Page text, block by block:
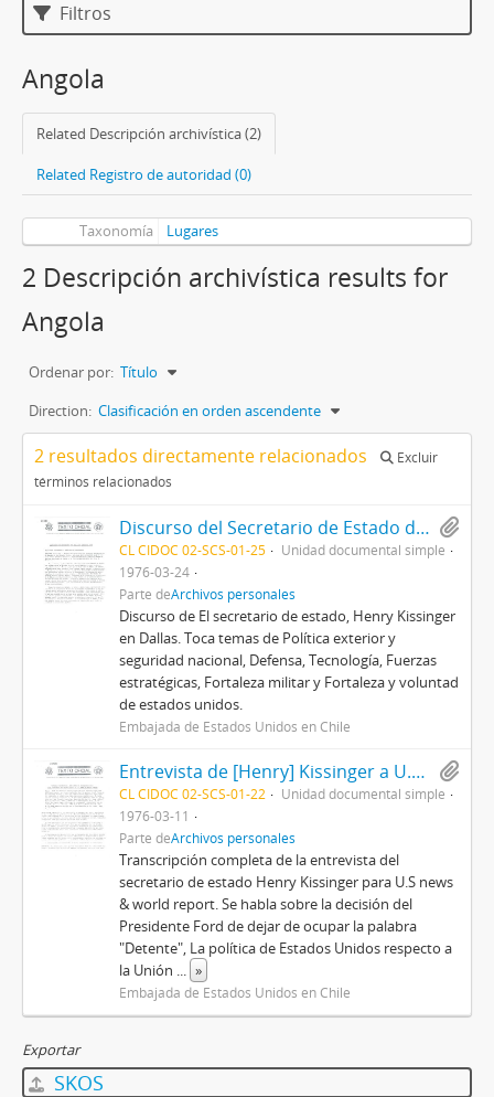
Filtros
Angola
Related Descripción archivística (2)
Related Registro de autoridad (0)
Taxonomía Lugares
2 Descripción archivística results for
Angola
Ordenar por: Título
Direction: Clasificación en orden ascendente
2 resultados directamente relacionados
Excluir
términos relacionados
Discurso del Secretario de Estado de los Estados Unidos, Henry Kissinger, ante el Consejo de Asuntos Mundiales de Dallas y la Universidad Metodista del Sur
CL CIDOC 02-SCS-01-25
Unidad documental simple
1976-03-24
Parte deArchivos personales
Discurso de El secretario de estado, Henry Kissinger
en Dallas. Toca temas de Política exterior y
seguridad nacional, Defensa, Tecnología, Fuerzas
estratégicas, Fortaleza militar y Fortaleza y voluntad
de estados unidos.
Embajada de Estados Unidos en Chile
Entrevista de [Henry] Kissinger a U.S News & World Report.
CL CIDOC 02-SCS-01-22
Unidad documental simple
1976-03-11
Parte deArchivos personales
Transcripción completa de la entrevista del
secretario de estado Henry Kissinger para U.S news
& world report. Se habla sobre la decisión del
Presidente Ford de dejar de ocupar la palabra
"Detente", La política de Estados Unidos respecto a
la Unión ... »
Embajada de Estados Unidos en Chile
Exportar
SKOS